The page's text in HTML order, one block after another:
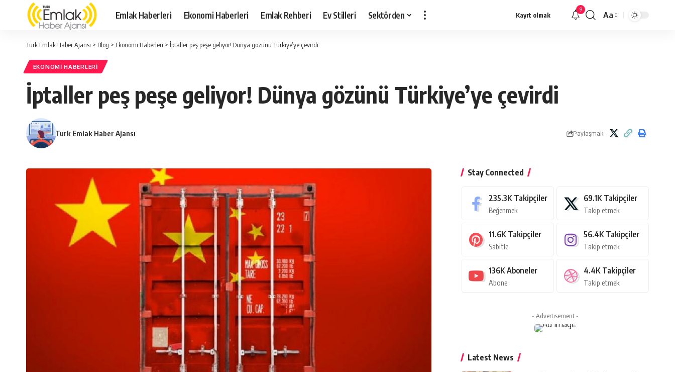
Emlak Haberleri Ekonomi Haberleri Emlak Rehberi Ev Stilleri Sektörden Kayıt olmak
9
Yazı
Aa
Turk Emlak Haber Ajansı > Blog > Ekonomi Haberleri > İptaller peş peşe geliyor! Dünya gözünü Türkiye’ye çevirdi
EKONOMI HABERLERI
İptaller peş peşe geliyor! Dünya gözünü Türkiye’ye çevirdi
Turk Emlak Haber Ajansı Paylaşmak
Stay Connected
235.3K Takipçiler
Beğenmek
69.1K Takipçiler
Takip etmek
11.6K Takipçiler
Sabitle
56.4K Takipçiler
Takip etmek
136K Aboneler
Abone
4.4K Takipçiler
Takip etmek
- Advertisement -
Latest News